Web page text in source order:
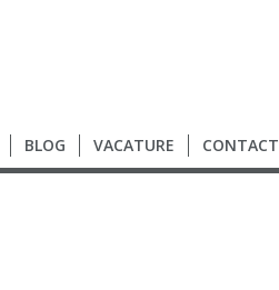
BLOG VACATURE CONTACT